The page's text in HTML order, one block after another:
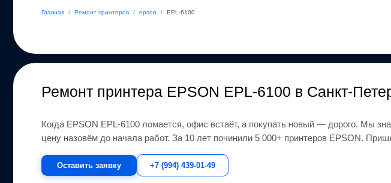
Главная / Ремонт принтеров / epson / EPL-6100
Ремонт принтера EPSON EPL-6100 в Санкт-
Когда EPSON EPL-6100 ломается, офис встаёт, а покупать новый — дорого. Мы
цену назовём до начала работ. За 10 лет починили 5 000+ принтеров EPSON.
Оставить заявку +7 (994) 439-01-49